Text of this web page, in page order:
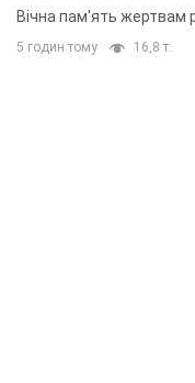
Вічна пам'ять жертвам
5 годин тому 16,8 т.